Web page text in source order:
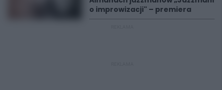
o improwizacji" – premiera